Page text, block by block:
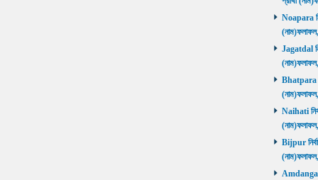
Noapara
Jagatdal
Bhatpara
Naihati
Bijpur
Amdanga